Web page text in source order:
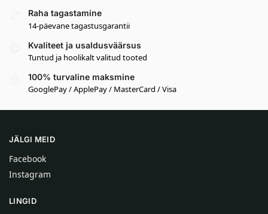
Raha tagastamine
14-päevane tagastusgarantii
Kvaliteet ja usaldusväärsus
Tuntud ja hoolikalt valitud tooted
100% turvaline maksmine
GooglePay / ApplePay / MasterCard / Visa
JÄLGI MEID
Facebook
Instagram
LINGID